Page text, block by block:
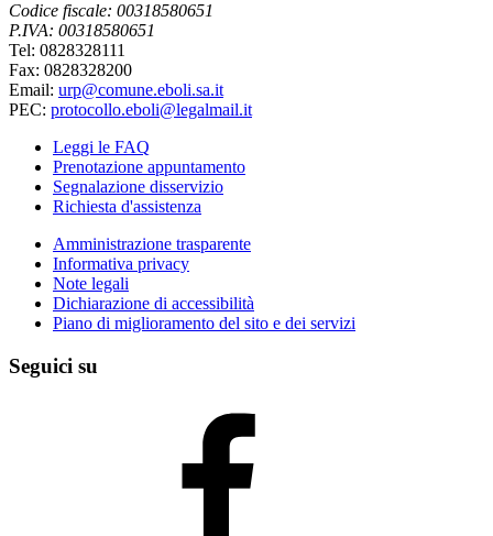
Codice fiscale: 00318580651
P.IVA: 00318580651
Tel: 0828328111
Fax: 0828328200
Email: urp@comune.eboli.sa.it
PEC: protocollo.eboli@legalmail.it
Leggi le FAQ
Prenotazione appuntamento
Segnalazione disservizio
Richiesta d'assistenza
Amministrazione trasparente
Informativa privacy
Note legali
Dichiarazione di accessibilità
Piano di miglioramento del sito e dei servizi
Seguici su